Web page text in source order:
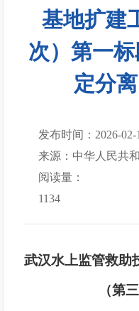
基地扩建
次）第一
定分
发布时间：2026-02-
来源：中华人民共
阅读量：
1134
武汉水上监管救助
（第